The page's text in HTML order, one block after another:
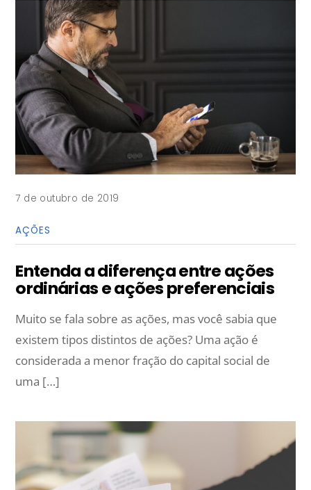
7 de outubro de 2019
AÇÕES
Entenda a diferença entre ações
ordinárias e ações preferenciais
Muito se fala sobre as ações, mas você sabia que
existem tipos distintos de ações? Uma ação é
considerada a menor fração do capital social de
uma […]